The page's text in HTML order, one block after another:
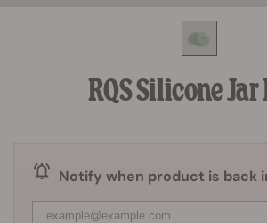
RQS Silicone Jar
Notify when product is back